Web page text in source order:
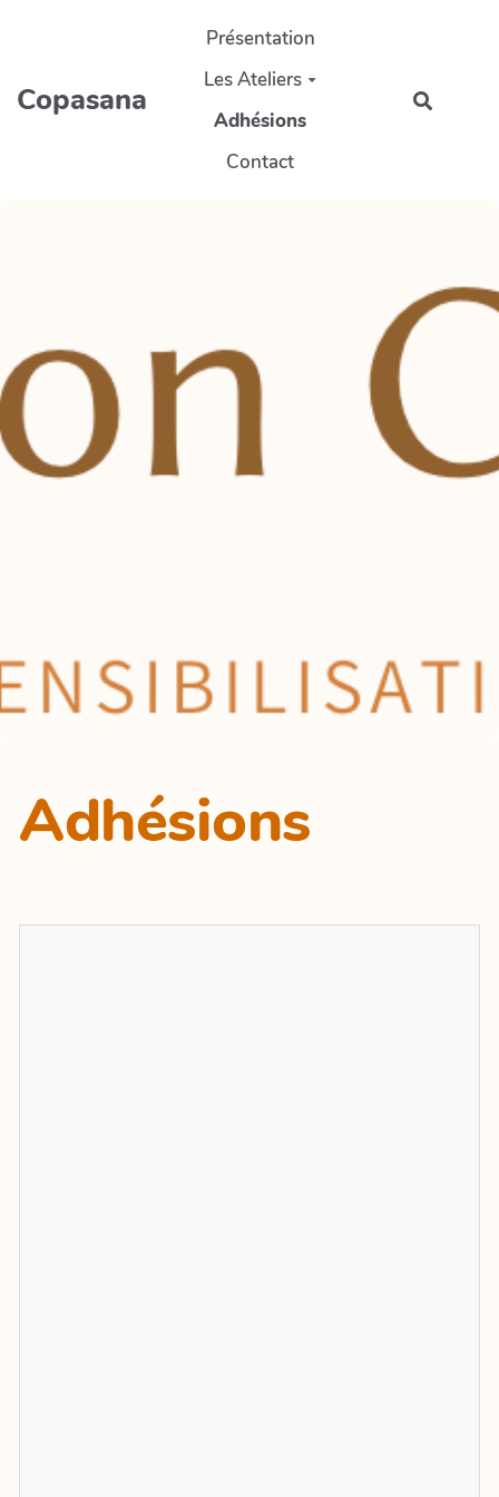
Aller au contenu principal
Copasana
Présentation
Les Ateliers
Adhésions
Contact
Adhésions